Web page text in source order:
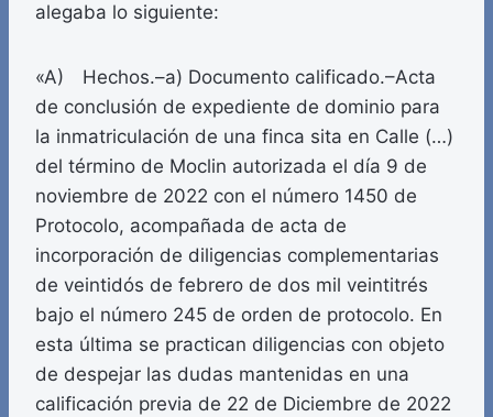
alegaba lo siguiente:
«A) Hechos.–a) Documento calificado.–Acta
de conclusión de expediente de dominio para
la inmatriculación de una finca sita en Calle (…)
del término de Moclin autorizada el día 9 de
noviembre de 2022 con el número 1450 de
Protocolo, acompañada de acta de
incorporación de diligencias complementarias
de veintidós de febrero de dos mil veintitrés
bajo el número 245 de orden de protocolo. En
esta última se practican diligencias con objeto
de despejar las dudas mantenidas en una
calificación previa de 22 de Diciembre de 2022